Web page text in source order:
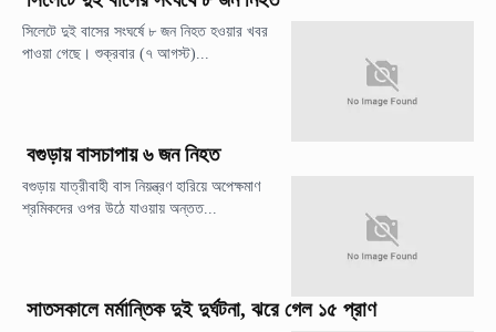
সিলেটে দুই বাসের সংঘর্ষে ৮ জন নিহত হওয়ার খবর
পাওয়া গেছে। শুক্রবার (৭ আগস্ট)...
বগুড়ায় বাসচাপায় ৬ জন নিহত
বগুড়ায় যাত্রীবাহী বাস নিয়ন্ত্রণ হারিয়ে অপেক্ষমাণ
শ্রমিকদের ওপর উঠে যাওয়ায় অন্তত...
সাতসকালে মর্মান্তিক দুই দুর্ঘটনা, ঝরে গেল ১৫ প্রাণ